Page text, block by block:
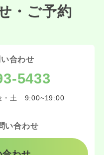
・ご予約
合わせ
5433
・土 9:00~19:00
い合わせ